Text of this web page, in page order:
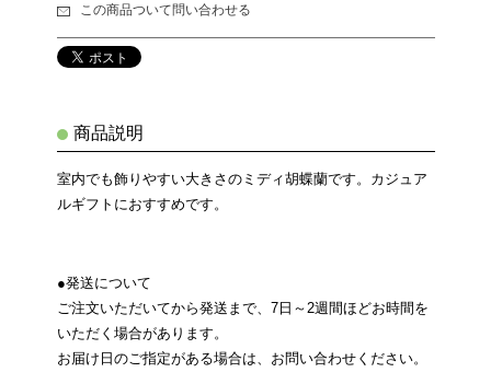
この商品ついて問い合わせる
商品説明
室内でも飾りやすい大きさのミディ胡蝶蘭です。カジュア
ルギフトにおすすめです。
●発送について
ご注文いただいてから発送まで、7日～2週間ほどお時間を
いただく場合があります。
お届け日のご指定がある場合は、お問い合わせください。